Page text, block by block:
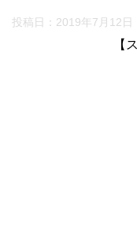
投稿日：2019年7月12日
【